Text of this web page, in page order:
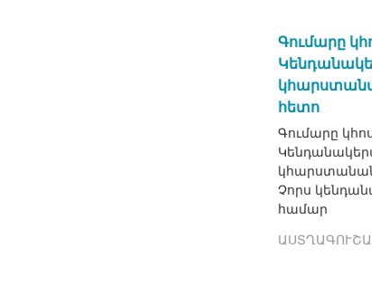
Գումարը
հետո
Գումարը
Չորս
համար